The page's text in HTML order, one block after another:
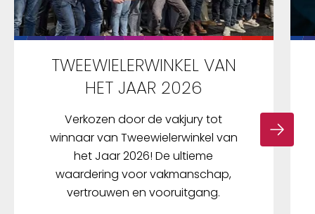
TWEEWIELERWINKEL VAN
HET JAAR 2026
Verkozen door de vakjury tot
winnaar van Tweewielerwinkel van
het Jaar 2026! De ultieme
waardering voor vakmanschap,
vertrouwen en vooruitgang.